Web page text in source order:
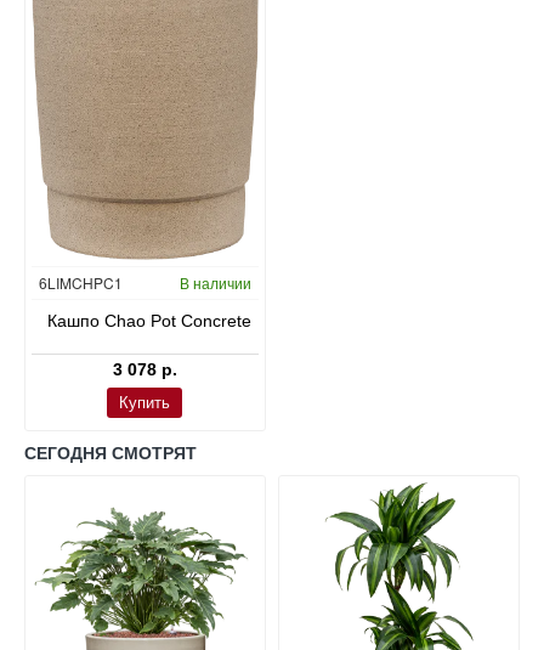
6LIMCHPC1 В наличии
Кашпо Chao Pot Concrete
3 078 р.
Купить
СЕГОДНЯ СМОТРЯТ